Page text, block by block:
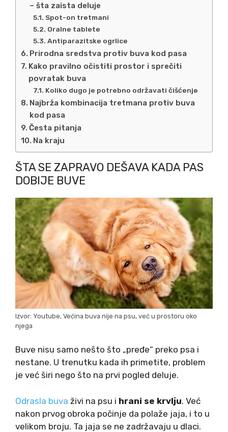
– šta zaista deluje
Spot-on tretmani
Oralne tablete
Antiparazitske ogrlice
Prirodna sredstva protiv buva kod pasa
Kako pravilno očistiti prostor i sprečiti
povratak buva
Koliko dugo je potrebno održavati čišćenje
Najbrža kombinacija tretmana protiv buva
kod pasa
Česta pitanja
Na kraju
ŠTA SE ZAPRAVO DEŠAVA KADA PAS
DOBIJE BUVE
Izvor: Youtube, Većina buva nije na psu, već u prostoru oko
njega
Buve nisu samo nešto što „pređe“ preko psa i
nestane. U trenutku kada ih primetite, problem
je već širi nego što na prvi pogled deluje.
Odrasla buva živi na psu i hrani se krvlju. Već
nakon prvog obroka počinje da polaže jaja, i to u
velikom broju. Ta jaja se ne zadržavaju u dlaci.